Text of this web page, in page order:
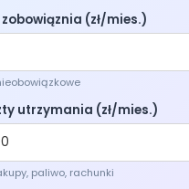
zobowiąznia (zł/mies.)
utrzymania (zł/mies.)
paliwo, rachunki